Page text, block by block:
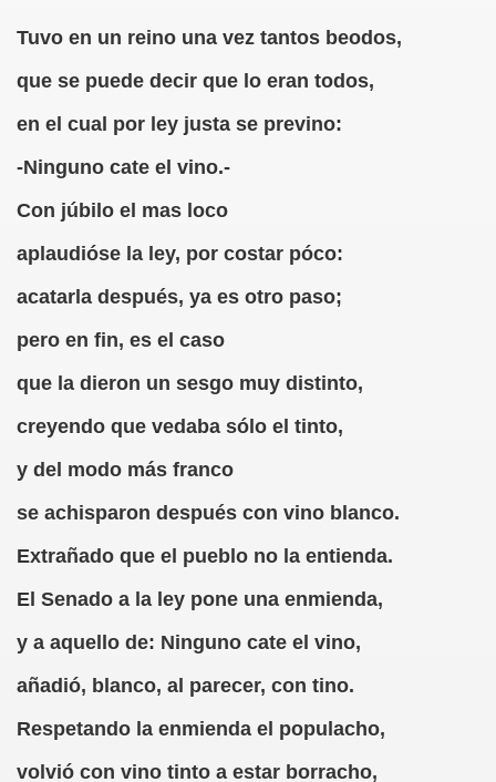
Tuvo en un reino una vez tantos beodos,
que se puede decir que lo eran todos,
en el cual por ley justa se previno:
-Ninguno cate el vino.-
Con júbilo el mas loco
aplaudióse la ley, por costar póco:
acatarla después, ya es otro paso;
pero en fin, es el caso
que la dieron un sesgo muy distinto,
creyendo que vedaba sólo el tinto,
y del modo más franco
se achisparon después con vino blanco.
Extrañado que el pueblo no la entienda.
El Senado a la ley pone una enmienda,
y a aquello de: Ninguno cate el vino,
añadió, blanco, al parecer, con tino.
Respetando la enmienda el populacho,
volvió con vino tinto a estar borracho,
Blanco)
Boccaccio, El Decamerón)
Siglo XVII, Anónimo)
de Favara (Josep Bernat i Baldoví, en valencià)